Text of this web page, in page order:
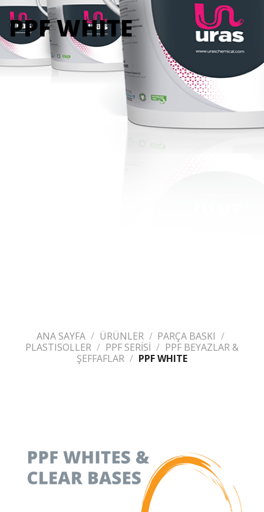
PPF WHITE
ANA SAYFA / ÜRÜNLER / PARÇA BASKI /
PLASTISOLLER / PPF SERİSİ / PPF BEYAZLAR &
ŞEFFAFLAR / PPF WHITE